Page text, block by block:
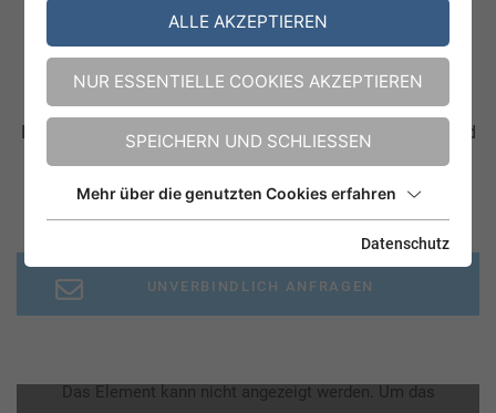
und Verhaltenstraining. In einem abwechslungsreichen
Programm zeigen wir Ihnen, wie Sie Ihre
Atemwegsbeschwerden in den Griff bekommen können.
Buchbar für Allergiker, Asthmatiker & COPD-Patienten Gold
I-III
UNVERBINDLICH ANFRAGEN
Das Element kann nicht angezeigt werden. Um das
Das Element kann nicht angezeigt werden. Um das
ALLE AKZEPTIEREN
NUR ESSENTIELLE COOKIES AKZEPTIEREN
SPEICHERN UND SCHLIESSEN
Mehr über die genutzten Cookies erfahren
Datenschutz